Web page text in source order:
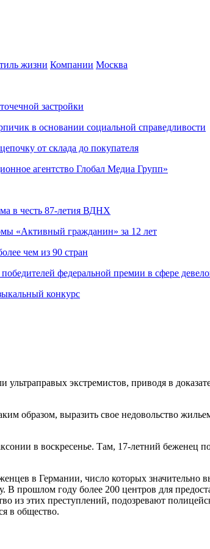
жизни Компании Москва
застройки
в основании социальной справедливости
от склада до покупателя
агентство Глобал Медиа Групп»
в честь 87-летия ВДНХ
«Активный гражданин» за 12 лет
чем из 90 стран
федеральной премии в сфере
конкурс
экстремистов, приводя в
образом, выразить свое недовольство
в воскресенье. Там, 17-летний беженец
в Германии, число которых значительно
прошлом году более 200 центров для
из этих преступлений, подозревают
в общество.